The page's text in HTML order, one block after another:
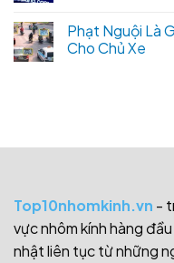
Phạt Nguội Là
Cho Chủ Xe
Top10nhomkinh.vn -
vực nhôm kính hàng
nhật liên tục từ những